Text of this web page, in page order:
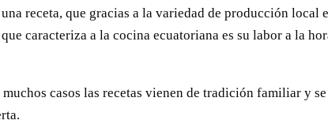
receta, que gracias a la variedad de producción
caracteriza a la cocina ecuatoriana es su labor a la
casos las recetas vienen de tradición familiar y